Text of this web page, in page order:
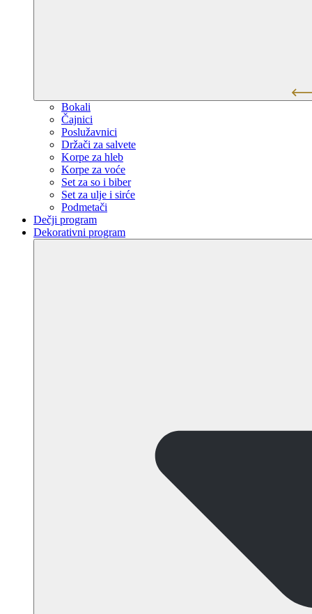
Bokali
Čajnici
Poslužavnici
Držači za salvete
Korpe za hleb
Korpe za voće
Set za so i biber
Set za ulje i sirće
Podmetači
Dečji program
Dekorativni program